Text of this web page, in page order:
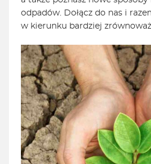
odpadów. Dołącz do nas i
w kierunku bardziej